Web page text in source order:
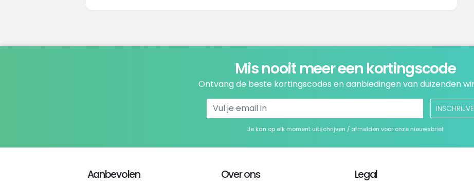
Mis nooit meer een kortingscode
Ontvang de beste kortingscodes en aanbiedingen van duizenden
Je kan op elk moment uitschrijven / afmelden voor onze nieuwsbrief
Aanbevolen Over ons Legal